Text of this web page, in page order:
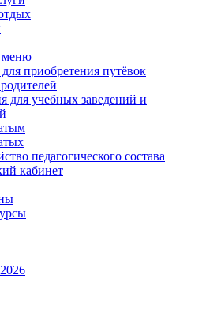
меню
приобретения путёвок
для учебных заведений и
педагогического состава
кабинет